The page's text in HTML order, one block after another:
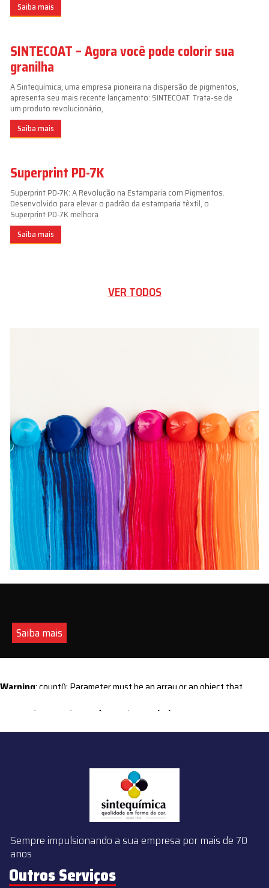
Saiba mais
SINTECOAT – Agora você pode colorir sua
granilha
A Sintequímica, uma empresa pioneira na dispersão de pigmentos,
apresenta seu mais recente lançamento: SINTECOAT. Trata-se de
um produto revolucionário,
Saiba mais
Superprint PD-7K
Superprint PD-7K: A Revolução na Estamparia com Pigmentos.
Desenvolvido para elevar o padrão da estamparia têxtil, o
Superprint PD-7K melhora
Saiba mais
VER TODOS
Saiba mais
Warning: count(): Parameter must be an array or an object that
content/themes/sintequimica/index.php
Sempre impulsionando a sua empresa por mais de 70
anos
Outros Serviços